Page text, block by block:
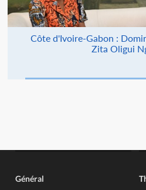
Côte d'Ivoire-Gabon :
Zita Oligui
Général